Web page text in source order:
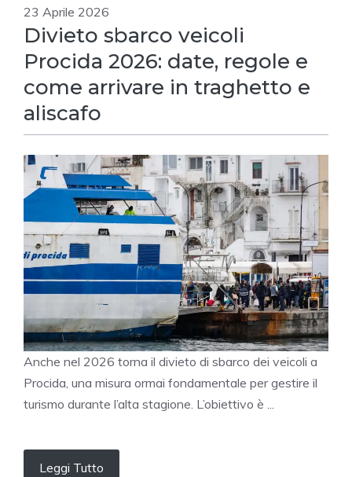
23 Aprile 2026
Divieto sbarco veicoli
Procida 2026: date, regole e
come arrivare in traghetto e
aliscafo
Anche nel 2026 torna il divieto di sbarco dei veicoli a
Procida, una misura ormai fondamentale per gestire il
turismo durante l’alta stagione. L’obiettivo è ...
Leggi Tutto